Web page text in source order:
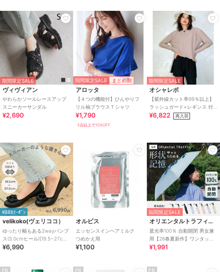
期間限定SALE
ヴィヴィアン
やわらかソールレースアップ
スニーカーサンダル
¥2,690
期間限定SALE まとめ割
アロッタ
【４つの機能付】ひんやりフ
リル袖ブラウスＴシャツ
¥1,790
3点以上で10%OFF
期間限定SALE
オシャレボ
【紫外線カット率99％以上】
ラッシュガード×レギンス 付
き タンキニ
¥6,822 再入荷
¥888ｸｰﾎﾟﾝ
velikoko(ヴェリココ）
ゆったり幅もある2wayパンプ
ス(3.0cmヒール)[19.5~27cm]
ラクチンきれいシューズ
¥6,990
オルビス
エッセンスインヘアミルク
つめかえ用
¥1,100
期間限定SALE
オリエンタルトラフィック
遮光率100％ 自動開閉 男女兼
用【26春夏新作】ワンタッチ
晴雨兼用 折りたたみ傘 /G-
¥1,991
PR PR PR